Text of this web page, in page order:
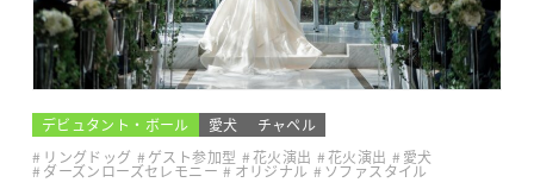
デビュタント・ボール 愛犬
チャペル
リングドッグ
ゲスト参加型 花火演出 花火演出 愛犬
ダーズンローズセレモニー オリジナル
ソファスタイル